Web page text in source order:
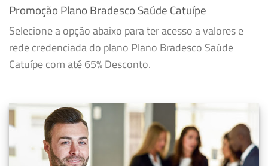
Promoção Plano Bradesco Saúde Catuípe
Selecione a opção abaixo para ter acesso a valores e
rede credenciada do plano Plano Bradesco Saúde
Catuípe com até 65% Desconto.